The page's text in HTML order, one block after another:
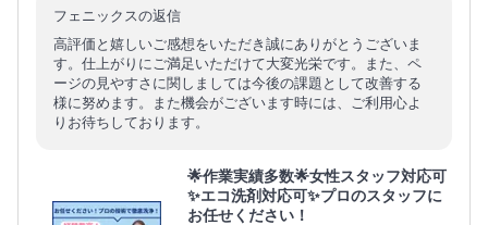
フェニックスの返信
高評価と嬉しいご感想をいただき誠にありがとうございま
す。仕上がりにご満足いただけて大変光栄です。また、ペ
ージの見やすさに関しましては今後の課題として改善する
様に努めます。また機会がございます時には、ご利用心よ
りお待ちしております。
🌟作業実績多数🌟女性スタッフ対応可
✨エコ洗剤対応可✨プロのスタッフに
お任せください！